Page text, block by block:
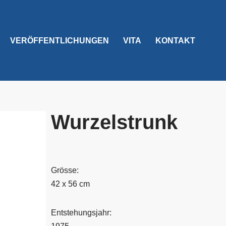
VERÖFFENTLICHUNGEN VITA KONTAKT
Wurzelstrunk
Grösse:
42 x 56 cm
Entstehungsjahr: